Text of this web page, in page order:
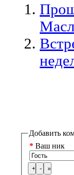
Добавить
* Ваш ник